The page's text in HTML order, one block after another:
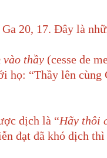
20, 17. Đây là
vào thầy (cesse de
“Thầy lên cùng
dịch là “Hãy thôi
đạt đã khó dịch